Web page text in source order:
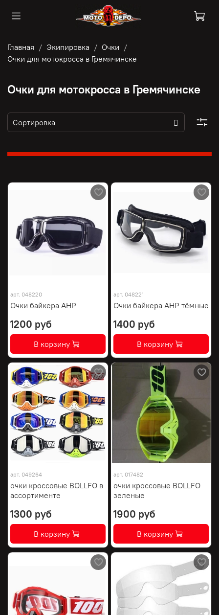
Главная Экипировка
Очки
Очки для мотокросса в Гремячинске
Очки для мотокросса в Гремячинске
арт. 048220
Очки байкера AHP
1200 руб
В корзину
арт. 048221
Очки байкера AHP тёмные
1400 руб
В корзину
арт. 049264
очки кроссовые BOLLFO в
ассортименте
1300 руб
В корзину
арт. 017482
очки кроссовые BOLLFO
зеленые
1900 руб
В корзину